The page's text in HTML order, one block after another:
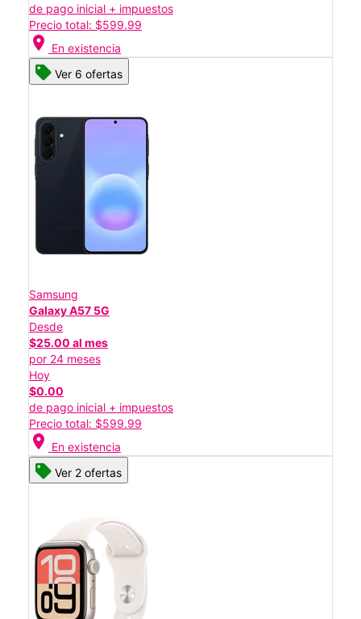
de pago inicial + impuestos
Precio total: $599.99
location_on En existencia
Ver 6 ofertas
Samsung
Galaxy A57 5G
Desde
$25.00 al mes
por 24 meses
Hoy
$0.00
de pago inicial + impuestos
Precio total: $599.99
location_on En existencia
Ver 2 ofertas